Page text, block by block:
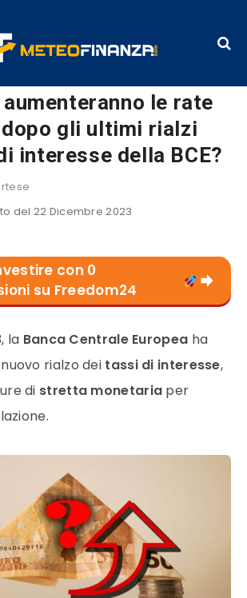
le rate
gli ultimi rialzi
interesse della BCE?
del 22 Dicembre 2023
con 0
su Freedom24
la Banca Centrale Europea ha
rialzo dei tassi di interesse,
di stretta monetaria per